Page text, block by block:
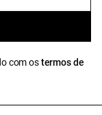
com ostermos de